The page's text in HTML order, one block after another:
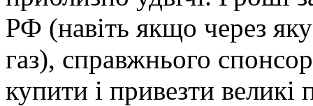
РФ (навіть якщо через
газ), справжнього
купити і привезти великі